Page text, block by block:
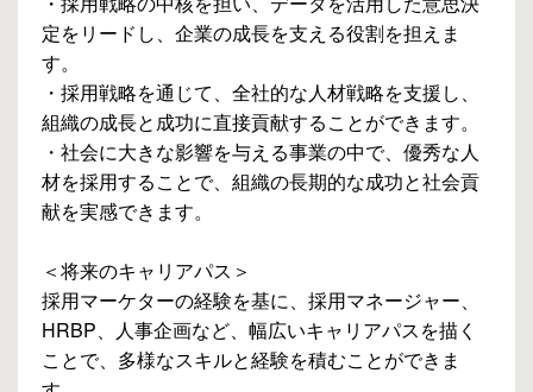
定をリードし、企業の成長を支える役割を担えま
す。
・採用戦略を通じて、全社的な人材戦略を支援し、
組織の成長と成功に直接貢献することができます。
・社会に大きな影響を与える事業の中で、優秀な人
材を採用することで、組織の長期的な成功と社会貢
献を実感できます。
＜将来のキャリアパス＞
採用マーケターの経験を基に、採用マネージャー、
HRBP、人事企画など、幅広いキャリアパスを描く
ことで、多様なスキルと経験を積むことができま